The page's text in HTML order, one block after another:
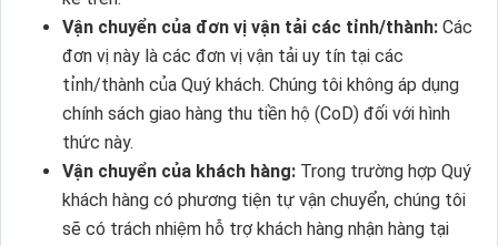
Vận chuyển của đơn vị vận tải các tỉnh/thành: Các
đơn vị này là các đơn vị vận tải uy tín tại các
tỉnh/thành của Quý khách. Chúng tôi không áp dụng
chính sách giao hàng thu tiền hộ (CoD) đối với hình
thức này.
Vận chuyển của khách hàng: Trong trường hợp Quý
khách hàng có phương tiện tự vận chuyển, chúng tôi
sẽ có trách nhiệm hỗ trợ khách hàng nhận hàng tại